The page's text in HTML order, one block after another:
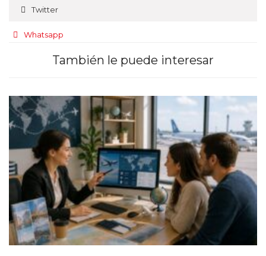
Twitter
Whatsapp
También le puede interesar